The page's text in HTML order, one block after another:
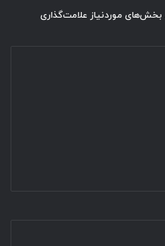
بخش‌های موردنیاز علامت‌گذاری